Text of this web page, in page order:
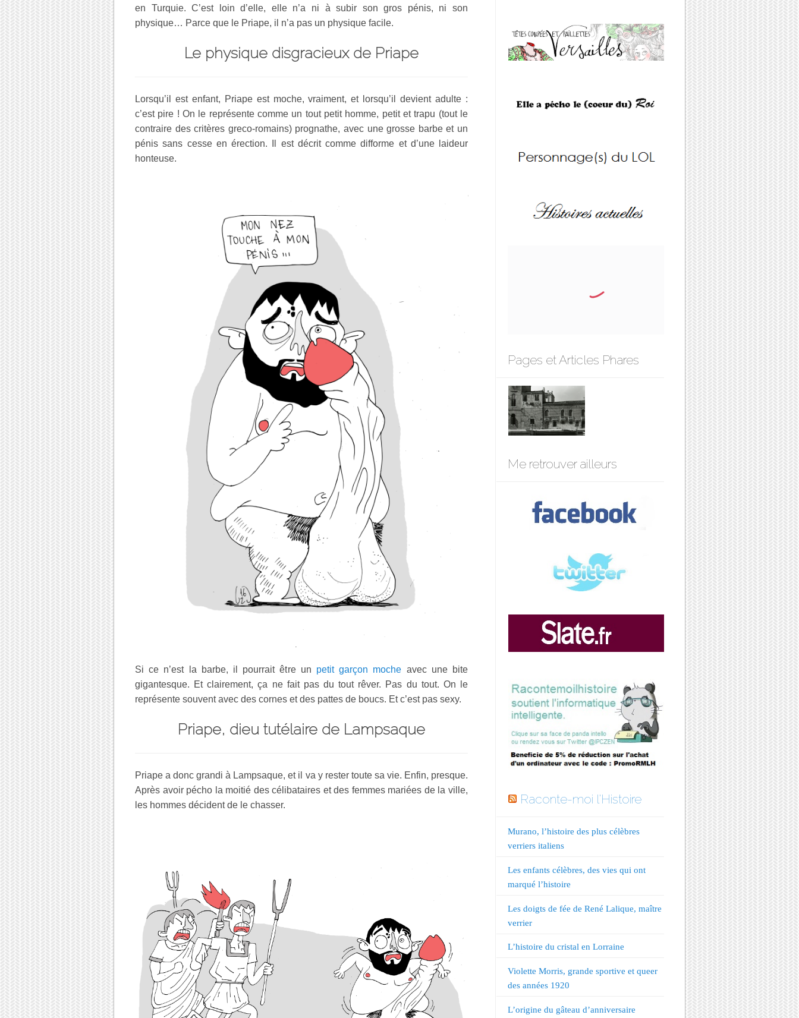
en Turquie. C’est loin d’elle, elle n’a ni à subir son gros pénis, ni son
physique… Parce que le Priape, il n’a pas un physique facile.
Le physique disgracieux de Priape
Lorsqu’il est enfant, Priape est moche, vraiment, et lorsqu’il devient adulte :
c’est pire ! On le représente comme un tout petit homme, petit et trapu (tout le
contraire des critères greco-romains) prognathe, avec une grosse barbe et un
pénis sans cesse en érection. Il est décrit comme difforme et d’une laideur
honteuse.
Si ce n’est la barbe, il pourrait être un petit garçon moche avec une bite
gigantesque. Et clairement, ça ne fait pas du tout rêver. Pas du tout. On le
représente souvent avec des cornes et des pattes de boucs. Et c’est pas sexy.
Priape, dieu tutélaire de Lampsaque
Priape a donc grandi à Lampsaque, et il va y rester toute sa vie. Enfin, presque.
Après avoir pécho la moitié des célibataires et des femmes mariées de la ville,
les hommes décident de le chasser.
Pages et Articles Phares
Me retrouver ailleurs
Raconte-moi l'Histoire
Murano, l’histoire des plus célèbres
verriers italiens
Les enfants célèbres, des vies qui ont
marqué l’histoire
Les doigts de fée de René Lalique, maître
verrier
L’histoire du cristal en Lorraine
Violette Morris, grande sportive et queer
des années 1920
L’origine du gâteau d’anniversaire